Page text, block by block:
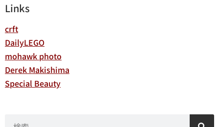
Links
crft
DailyLEGO
mohawk photo
Derek Makishima
Special Beauty